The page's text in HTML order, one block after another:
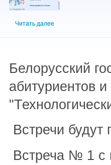
Читать далее
Белорусский
абитуриентов
Встречи
Встреча № 1 с